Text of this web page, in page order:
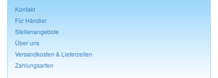
Kontakt
Für Händler
Stellenangebote
Über uns
Versandkosten & Lieferzeiten
Zahlungsarten